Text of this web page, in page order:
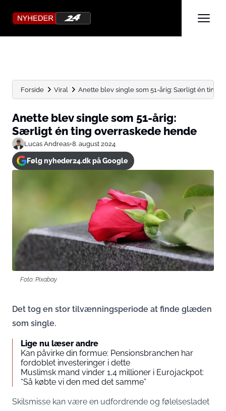
Forside Viral Anette blev single som 51-årig: Særligt én ting
Anette blev single som 51-årig:
Særligt én ting overraskede hende
Lucas Andreas•8. august 2024
Følg nyheder24.dk på Google
Foto: Pixabay
Det tog en stor tilvænningsperiode at finde glæden
som single.
Lige nu læser andre
Kan påvirke din formue: Pensionsbranchen har
fordoblet investeringer i dette
Muslimsk mand vinder 1,4 millioner i Eurojackpot:
“Så købte vi den med det samme”
Skilsmisse kan være en udfordrende og følelsesladet